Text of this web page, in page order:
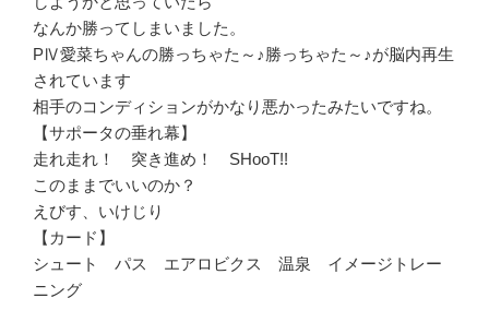
なんか勝ってしまいました。
PⅣ愛菜ちゃんの勝っちゃた～♪勝っちゃた～♪が脳内再生
されています
相手のコンディションがかなり悪かったみたいですね。
【サポータの垂れ幕】
走れ走れ！ 突き進め！ SHooT!!
このままでいいのか？
えびす、いけじり
【カード】
シュート パス エアロビクス 温泉 イメージトレー
ニング